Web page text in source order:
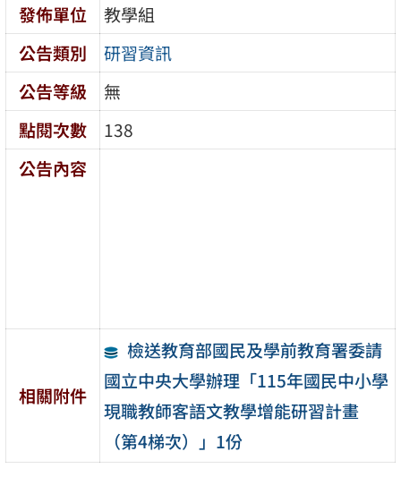
發佈單位
教學組
公告類別
研習資訊
公告等級
無
點閱次數
138
公告內容
相關附件
檢送教育部國民及學前教育署委請
國立中央大學辦理「115年國民中小學
現職教師客語文教學增能研習計畫
（第4梯次）」1份